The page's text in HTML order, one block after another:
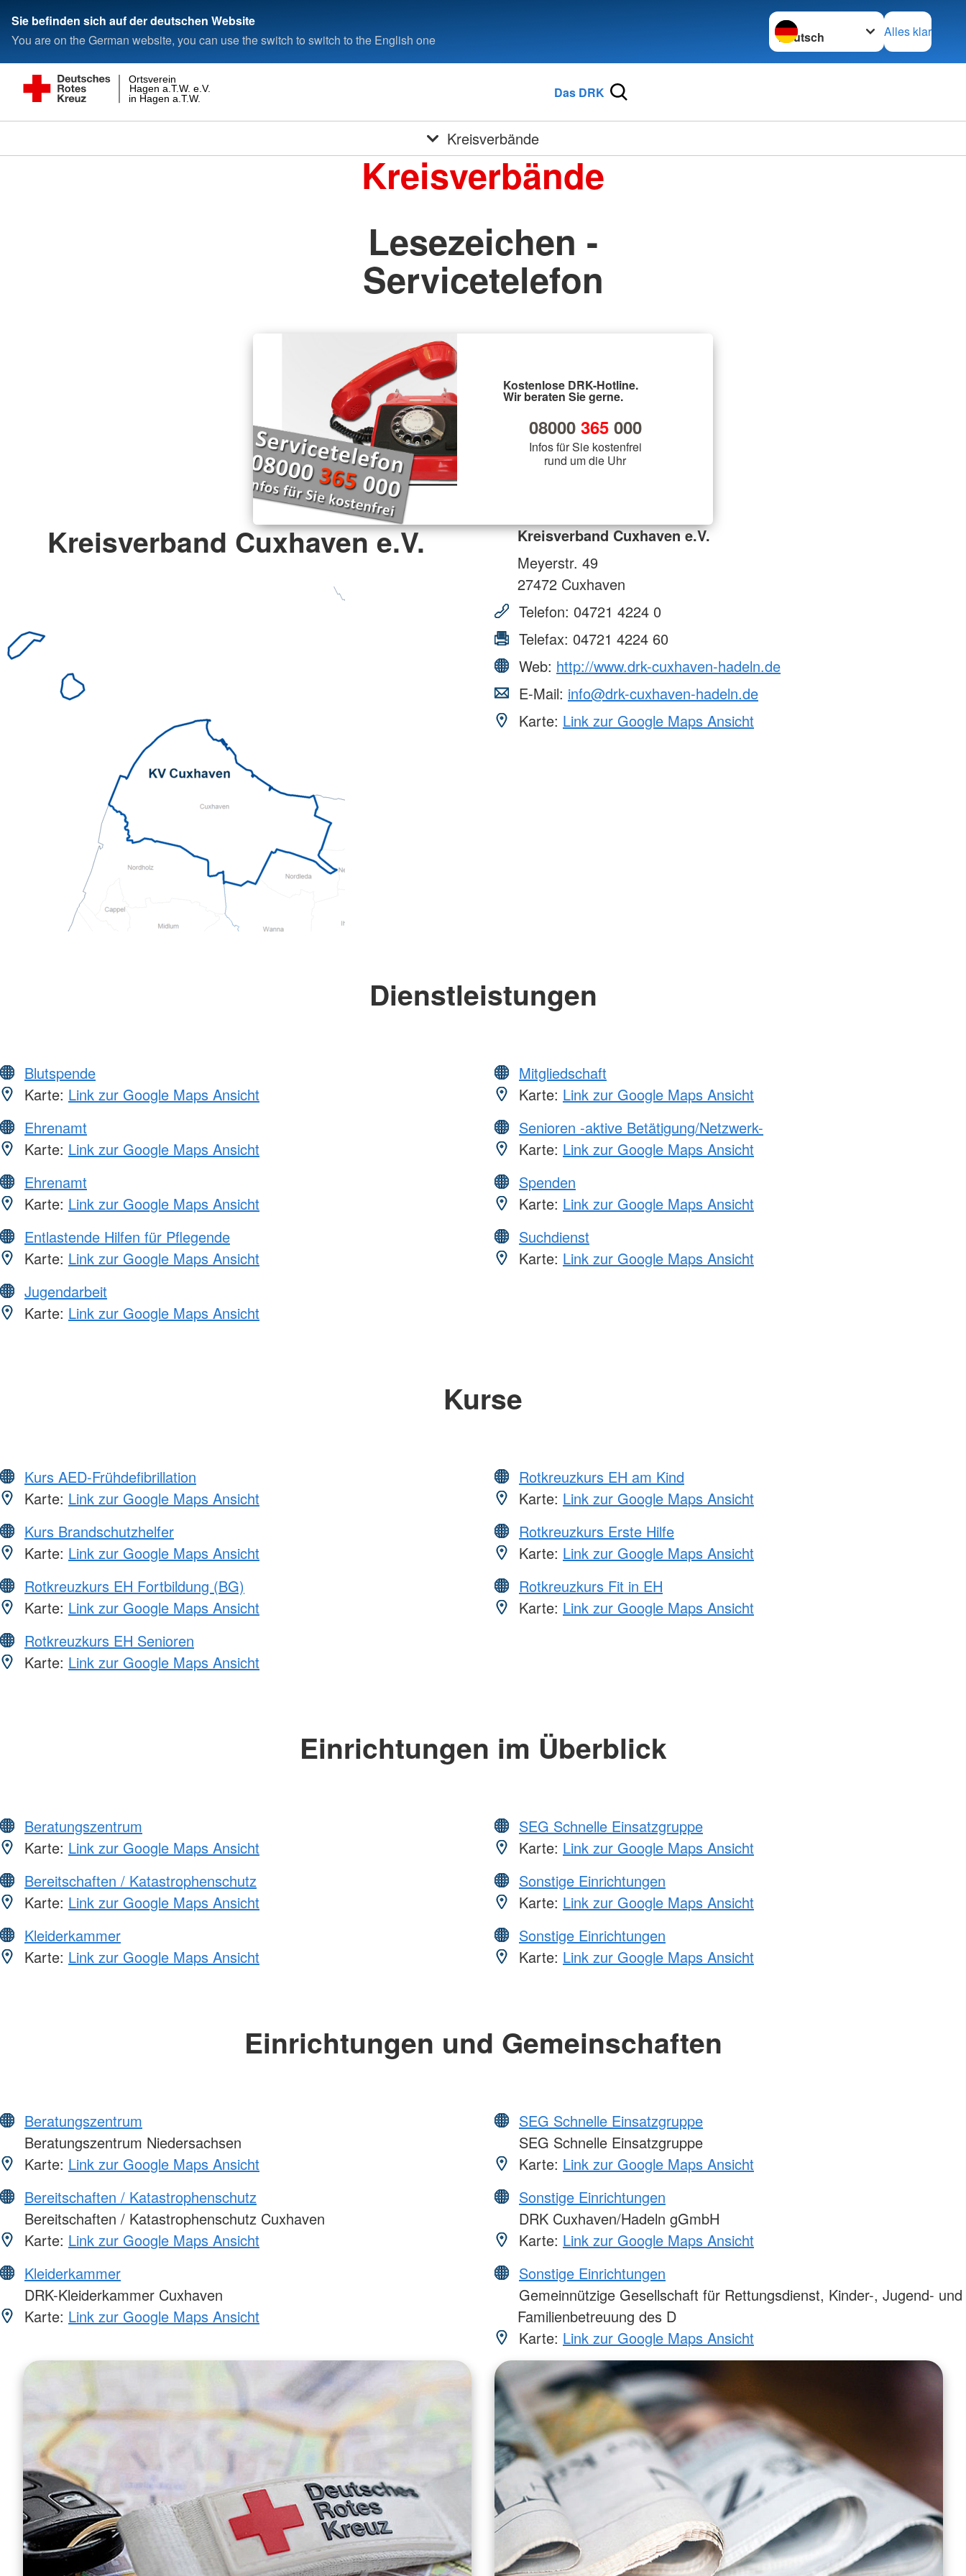
Sie befinden sich auf der deutschen Website
You are on the German website, you can use the switch to switch to the English one
Sprache wechseln zu
Alles klar
in Hagen a.T.W.
Hagen a.T.W. e.V.
Ortsverein
Das DRK
Kreisverbände
Kreisverbände
Lesezeichen -
Servicetelefon
Kostenlose DRK-Hotline.
Wir beraten Sie gerne.
08000 365000
Infos für Sie kostenfrei
rund um die Uhr
Kreisverband Cuxhaven e.V.
Kreisverband Cuxhaven e.V.
Meyerstr. 49
27472 Cuxhaven
Telefon: 04721 4224 0
Telefax: 04721 4224 60
Web: http://www.drk-cuxhaven-hadeln.de
E-Mail: info@drk-cuxhaven-hadeln.de
Karte: Link zur Google Maps Ansicht
Dienstleistungen
Blutspende
Karte: Link zur Google Maps Ansicht
Ehrenamt
Karte: Link zur Google Maps Ansicht
Ehrenamt
Karte: Link zur Google Maps Ansicht
Entlastende Hilfen für Pflegende
Karte: Link zur Google Maps Ansicht
Jugendarbeit
Karte: Link zur Google Maps Ansicht
Mitgliedschaft
Karte: Link zur Google Maps Ansicht
Senioren -aktive Betätigung/Netzwerk-
Karte: Link zur Google Maps Ansicht
Spenden
Karte: Link zur Google Maps Ansicht
Suchdienst
Karte: Link zur Google Maps Ansicht
Kurse
Kurs AED-Frühdefibrillation
Karte: Link zur Google Maps Ansicht
Kurs Brandschutzhelfer
Karte: Link zur Google Maps Ansicht
Rotkreuzkurs EH Fortbildung (BG)
Karte: Link zur Google Maps Ansicht
Rotkreuzkurs EH Senioren
Karte: Link zur Google Maps Ansicht
Rotkreuzkurs EH am Kind
Karte: Link zur Google Maps Ansicht
Rotkreuzkurs Erste Hilfe
Karte: Link zur Google Maps Ansicht
Rotkreuzkurs Fit in EH
Karte: Link zur Google Maps Ansicht
Einrichtungen im Überblick
Beratungszentrum
Karte: Link zur Google Maps Ansicht
Bereitschaften / Katastrophenschutz
Karte: Link zur Google Maps Ansicht
Kleiderkammer
Karte: Link zur Google Maps Ansicht
SEG Schnelle Einsatzgruppe
Karte: Link zur Google Maps Ansicht
Sonstige Einrichtungen
Karte: Link zur Google Maps Ansicht
Sonstige Einrichtungen
Karte: Link zur Google Maps Ansicht
Einrichtungen und Gemeinschaften
Beratungszentrum
Beratungszentrum Niedersachsen
Karte: Link zur Google Maps Ansicht
Bereitschaften / Katastrophenschutz
Bereitschaften / Katastrophenschutz Cuxhaven
Karte: Link zur Google Maps Ansicht
Kleiderkammer
DRK-Kleiderkammer Cuxhaven
Karte: Link zur Google Maps Ansicht
SEG Schnelle Einsatzgruppe
SEG Schnelle Einsatzgruppe
Karte: Link zur Google Maps Ansicht
Sonstige Einrichtungen
DRK Cuxhaven/Hadeln gGmbH
Karte: Link zur Google Maps Ansicht
Sonstige Einrichtungen
Gemeinnützige Gesellschaft für Rettungsdienst, Kinder-, Jugend- und
Familienbetreuung des D
Karte: Link zur Google Maps Ansicht